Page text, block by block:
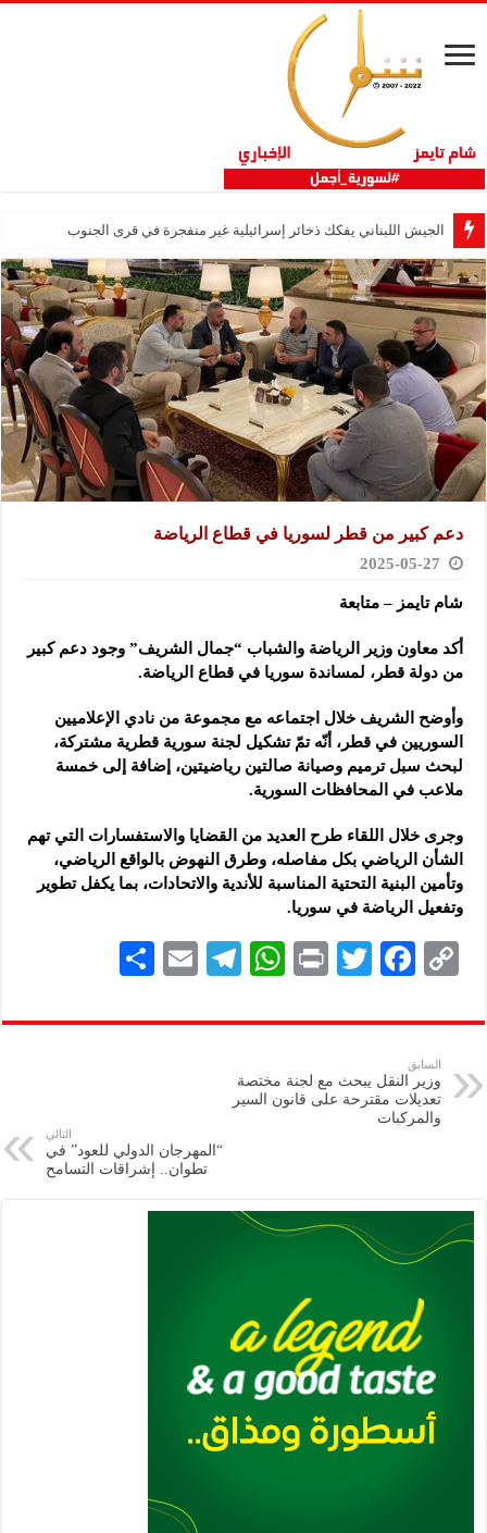
الجيش اللبناني يفكك ذخائر إسرائيلية غير منفجرة في قرى الجنوب
دعم كبير من قطر لسوريا في قطاع الرياضة
2025-05-27
شام تايمز – متابعة
أكد معاون وزير الرياضة والشباب “جمال الشريف” وجود دعم كبير
من دولة قطر، لمساندة سوريا في قطاع الرياضة.
وأوضح الشريف خلال اجتماعه مع مجموعة من نادي الإعلاميين
السوريين في قطر، أنّه تمّ تشكيل لجنة سورية قطرية مشتركة،
لبحث سبل ترميم وصيانة صالتين رياضيتين، إضافة إلى خمسة
ملاعب في المحافظات السورية.
وجرى خلال اللقاء طرح العديد من القضايا والاستفسارات التي تهم
الشأن الرياضي بكل مفاصله، وطرق النهوض بالواقع الرياضي،
وتأمين البنية التحتية المناسبة للأندية والاتحادات، بما يكفل تطوير
وتفعيل الرياضة في سوريا.
C
p
y
Li
n
F
eb
k
T
tt
P
nt
W
at
A
Te
gr
E
ai
ar
السابق
وزير النقل يبحث مع لجنة مختصة
تعديلات مقترحة على قانون السير
والمركبات
التالي
“المهرجان الدولي للعود” في
تطوان.. إشراقات التسامح